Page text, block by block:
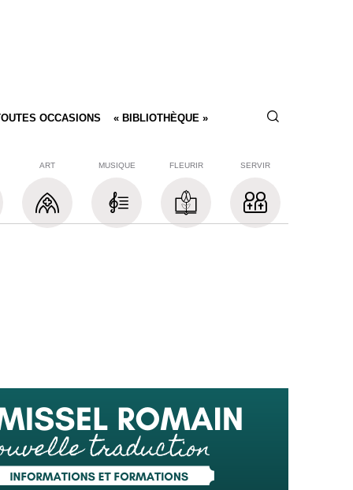
OCCASIONS « BIBLIOTHÈQUE »
ART MUSIQUE FLEURIR SERVIR